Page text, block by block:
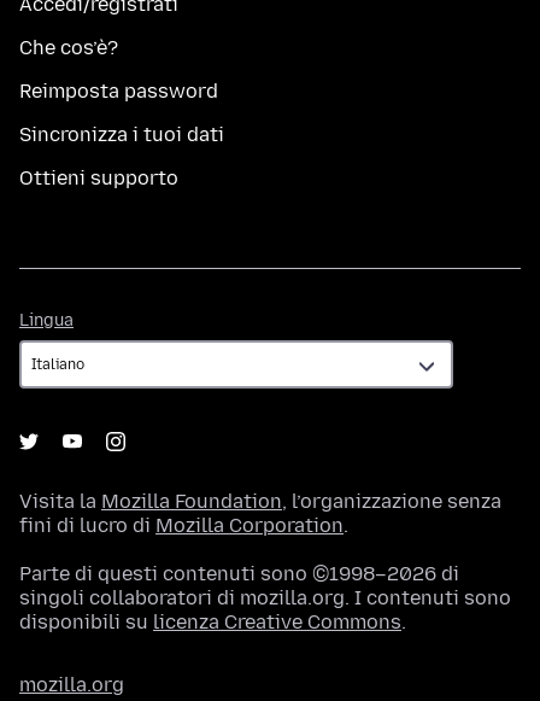
Che cos’è?
Reimposta password
Sincronizza i tuoi dati
Ottieni supporto
Lingua
Visita la Mozilla Foundation, l’organizzazione senza
fini di lucro di Mozilla Corporation.
Parte di questi contenuti sono ©1998–2026 di
singoli collaboratori di mozilla.org. I contenuti sono
disponibili su licenza Creative Commons.
mozilla.org